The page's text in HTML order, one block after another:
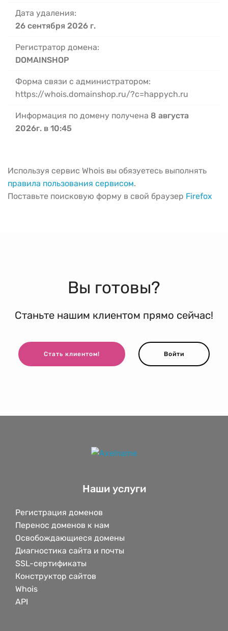
Дата удаления:
26 сентября 2026 г.
Регистратор домена:
DOMAINSHOP
Форма связи с администратором:
https://whois.domainshop.ru/?c=happych.ru
Информация по домену получена 8 августа
2026г. в 10:45
Используя сервис Whois вы обязуетесь выполнять
правила пользования сервисом.
Поставьте поисковую форму в свой браузер Firefox
Вы готовы?
Станьте нашим клиентом прямо сейчас!
Стать клиентом! Войти
Наши услуги
Регистрация доменов
Перенос доменов к нам
Освобождающиеся домены
Диагностика сайта и почты
SSL-сертификаты
Конструктор сайтов
Whois
API